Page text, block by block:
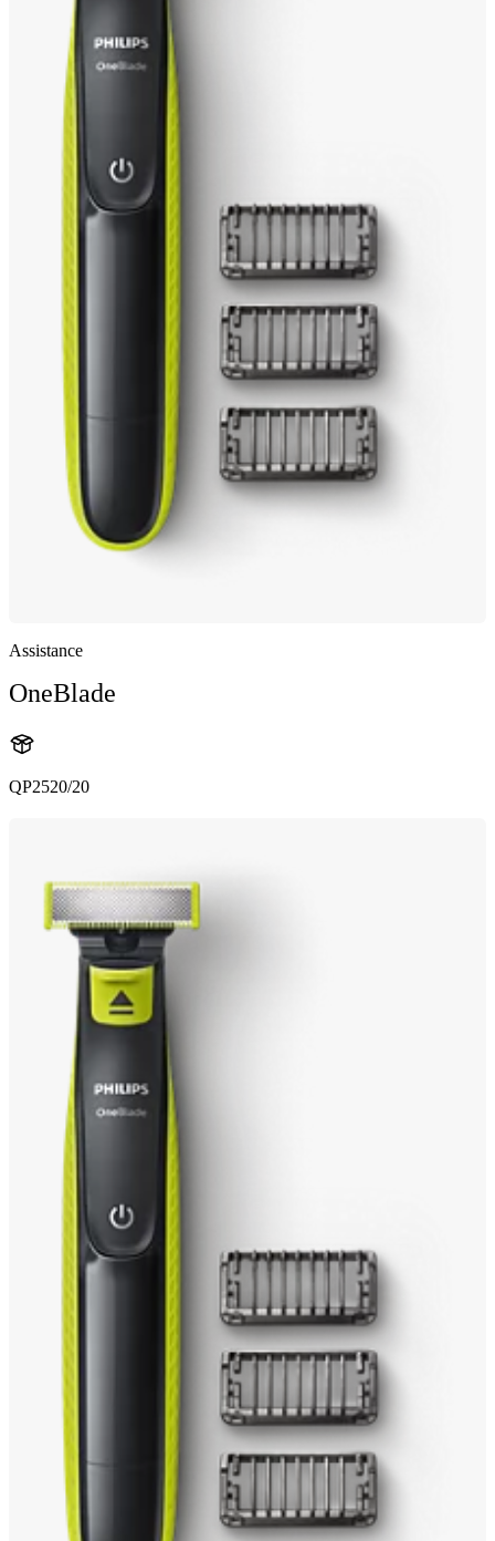
Assistance
OneBlade
QP2520/20